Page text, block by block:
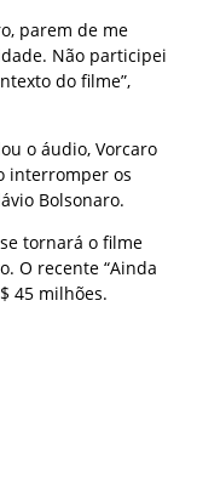
parem de me
Não participei
do filme”,
o áudio, Vorcaro
interromper os
Bolsonaro.
tornará o filme
O recente “Ainda
45 milhões.